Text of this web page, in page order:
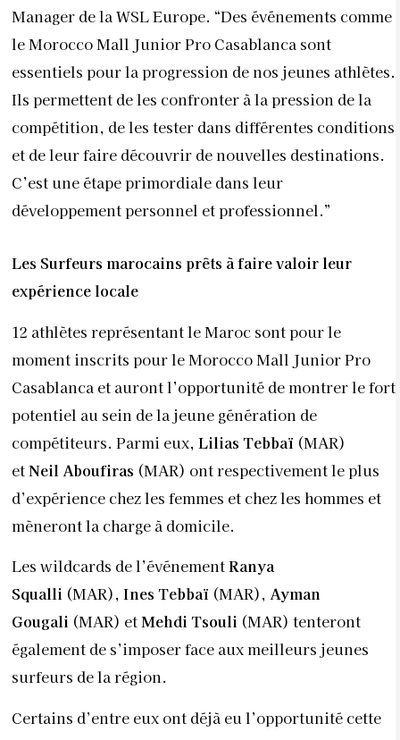
Manager de la WSL Europe. “Des événements comme
le Morocco Mall Junior Pro Casablanca sont
essentiels pour la progression de nos jeunes athlètes.
Ils permettent de les confronter à la pression de la
compétition, de les tester dans différentes conditions
et de leur faire découvrir de nouvelles destinations.
C’est une étape primordiale dans leur
développement personnel et professionnel.”
Les Surfeurs marocains prêts à faire valoir leur
expérience locale
12 athlètes représentant le Maroc sont pour le
moment inscrits pour le Morocco Mall Junior Pro
Casablanca et auront l’opportunité de montrer le fort
potentiel au sein de la jeune génération de
compétiteurs. Parmi eux, Lilias Tebbaï (MAR)
etNeil Aboufiras (MAR) ont respectivement le plus
d’expérience chez les femmes et chez les hommes et
mèneront la charge à domicile.
Les wildcards de l’événementRanya
Squalli (MAR), Ines Tebbaï (MAR), Ayman
Gougali (MAR) etMehdi Tsouli (MAR) tenteront
également de s’imposer face aux meilleurs jeunes
surfeurs de la région.
Certains d’entre eux ont déjà eu l’opportunité cette